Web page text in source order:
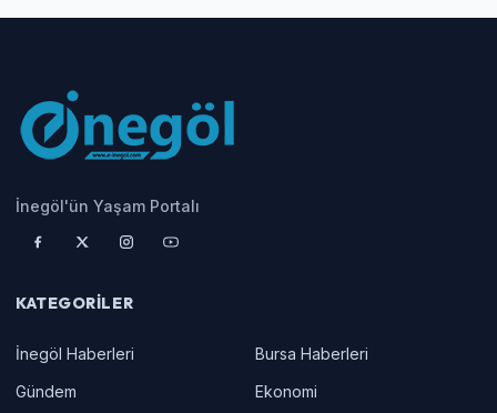
İnegöl'ün Yaşam Portalı
KATEGORILER
İnegöl Haberleri
Bursa Haberleri
Gündem
Ekonomi